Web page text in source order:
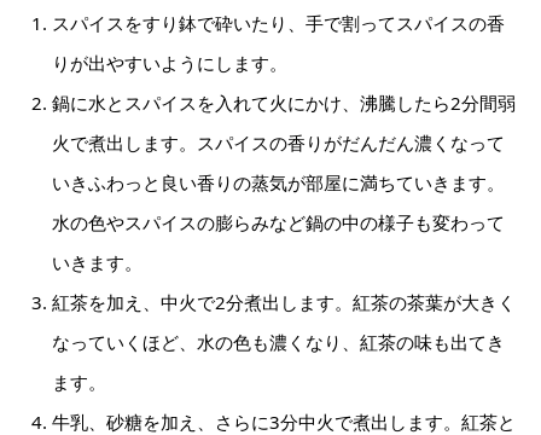
スパイスをすり鉢で砕いたり、手で割ってスパイスの香
りが出やすいようにします。
鍋に水とスパイスを入れて火にかけ、沸騰したら2分間弱
火で煮出します。スパイスの香りがだんだん濃くなって
いきふわっと良い香りの蒸気が部屋に満ちていきます。
水の色やスパイスの膨らみなど鍋の中の様子も変わって
いきます。
紅茶を加え、中火で2分煮出します。紅茶の茶葉が大きく
なっていくほど、水の色も濃くなり、紅茶の味も出てき
ます。
牛乳、砂糖を加え、さらに3分中火で煮出します。紅茶と